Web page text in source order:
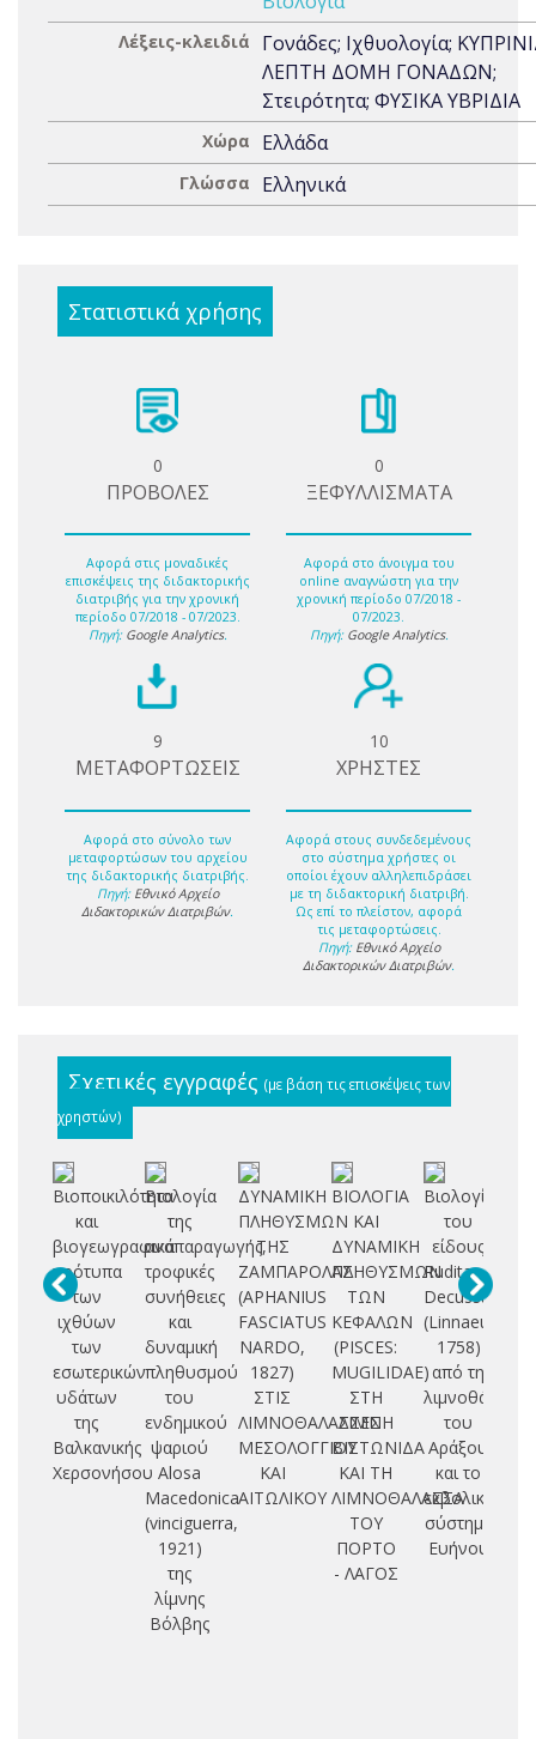
Λέξεις-κλειδιά
Γονάδες; Ιχθυολογία;
ΛΕΠΤΗ ΔΟΜΗ ΓΟΝΑΔΩΝ;
Στειρότητα; ΦΥΣΙΚΑ ΥΒΡΙΔΙΑ
Χώρα Ελλάδα
Γλώσσα Ελληνικά
Στατιστικά χρήσης
0
ΠΡΟΒΟΛΕΣ
Αφορά στις μοναδικές
επισκέψεις της διδακτορικής
διατριβής για την χρονική
περίοδο 07/2018 - 07/2023.
Πηγή: Google Analytics.
0
ΞΕΦΥΛΛΙΣΜΑΤΑ
Αφορά στο άνοιγμα του
online αναγνώστη για την
χρονική περίοδο 07/2018 -
07/2023.
Πηγή: Google Analytics.
9
ΜΕΤΑΦΟΡΤΩΣΕΙΣ
Αφορά στο σύνολο των
μεταφορτώσων του αρχείου
της διδακτορικής διατριβής.
Πηγή: Εθνικό Αρχείο
Διδακτορικών Διατριβών.
10
ΧΡΗΣΤΕΣ
Αφορά στους συνδεδεμένους
στο σύστημα χρήστες οι
οποίοι έχουν αλληλεπιδράσει
με τη διδακτορική διατριβή.
Ως επί το πλείστον, αφορά
τις μεταφορτώσεις.
Πηγή: Εθνικό Αρχείο
Διδακτορικών Διατριβών.
Σχετικές εγγραφές (με βάση τις επισκέψεις των
χρηστών)
Βιοποικιλότητα
και
βιογεωγραφικά
πρότυπα
των
ιχθύων
των
εσωτερικών
υδάτων
της
Βαλκανικής
Χερσονήσου
Βιολογία
της
αναπαραγωγής,
τροφικές
συνήθειες
και
δυναμική
πληθυσμού
του
ενδημικού
ψαριού
Alosa
Macedonica
(vinciguerra,
1921)
της
λίμνης
Βόλβης
ΔΥΝΑΜΙΚΗ
ΠΛΗΘΥΣΜΩΝ
ΤΗΣ
ΖΑΜΠΑΡΟΛΑΣ
(APHANIUS
FASCIATUS
NARDO,
1827)
ΣΤΙΣ
ΛΙΜΝΟΘΑΛΑΣΣΕΣ
ΜΕΣΟΛΟΓΓΙΟΥ
ΚΑΙ
ΑΙΤΩΛΙΚΟΥ
ΒΙΟΛΟΓΙΑ
ΚΑΙ
ΔΥΝΑΜΙΚΗ
ΠΛΗΘΥΣΜΩΝ
ΤΩΝ
ΚΕΦΑΛΩΝ
(PISCES:
MUGILIDAE)
ΣΤΗ
ΛΙΜΝΗ
ΒΙΣΤΩΝΙΔΑ
ΚΑΙ ΤΗ
ΛΙΜΝΟΘΑΛΑΣΣΑ
ΤΟΥ
ΠΟΡΤΟ
- ΛΑΓΟΣ
Βιολογία
του
είδους
Ruditapes
Decussatus
(Linnaeus,
1758)
από τη
του
Αράξου
και το
εκβολικό
σύστημα
Ευήνου